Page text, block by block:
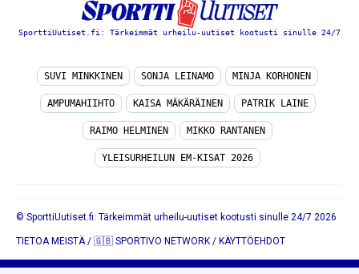
SporttiUutiset.fi: Tärkeimmät urheilu-uutiset kootusti sinulle 24/7
SUVI MINKKINEN SONJA LEINAMO MINJA KORHONEN
AMPUMAHIIHTO KAISA MÄKÄRÄINEN PATRIK LAINE
RAIMO HELMINEN MIKKO RANTANEN
YLEISURHEILUN EM-KISAT 2026
© SporttiUutiset.fi: Tärkeimmät urheilu-uutiset kootusti sinulle 24/7 2026
TIETOA MEISTÄ/ 🇬🇧 SPORTIVO NETWORK / KÄYTTÖEHDOT